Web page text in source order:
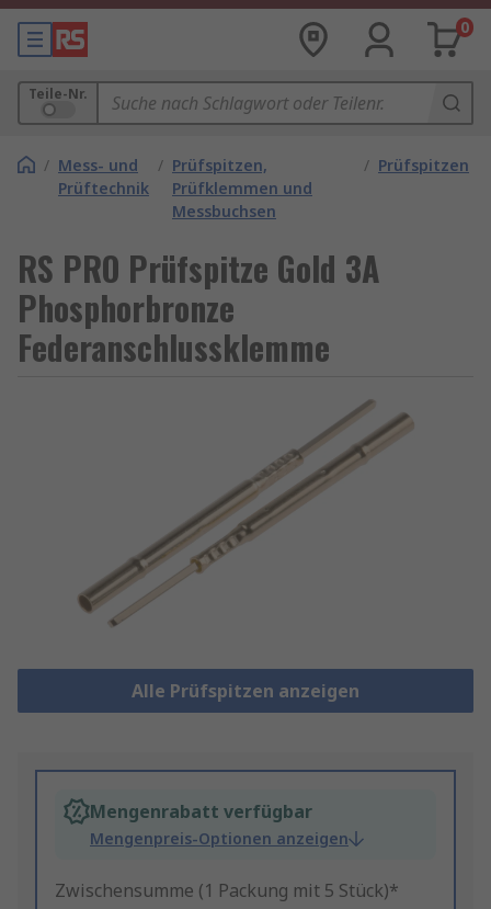
0
Teile-Nr.
/ Mess- und
Prüftechnik
/ Prüfspitzen,
Prüfklemmen und
Messbuchsen
/ Prüfspitzen
RS PRO Prüfspitze Gold 3A
Phosphorbronze
Federanschlussklemme
Alle Prüfspitzen anzeigen
Mengenrabatt verfügbar
Mengenpreis-Optionen anzeigen
Zwischensumme (1 Packung mit 5 Stück)*